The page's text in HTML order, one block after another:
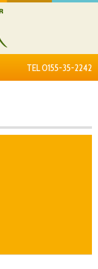
TEL 0155-35-2242